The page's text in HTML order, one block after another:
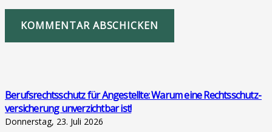
KOMMENTAR ABSCHICKEN
Berufs­rechts­schutz für Ange­stell­te: War­um eine Rechts­schutz­
ver­si­che­rung unver­zicht­bar ist!
Donnerstag, 23. Juli 2026